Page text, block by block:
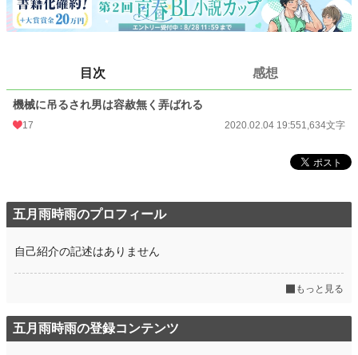
初回公開日時 2020.02.04 19:55
643 pt (12,324 位)
月間ポイント 2,946 pt (12,358 位)
目次 感想
機械に吊るされ男は容赦無く弄ばれる
17 2020.02.04 19:551,634文字
五月雨時雨のプロフィール
自己紹介の記述はありません
もっと見る
五月雨時雨の登録コンテンツ